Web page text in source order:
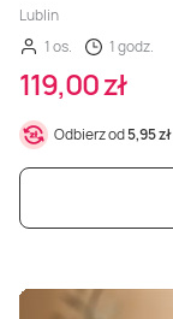
Lublin
1 os.
1 godz.
119,00 zł
Odbierz od5,95 zł